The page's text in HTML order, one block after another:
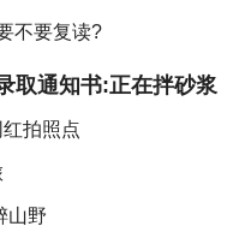
不要复读?
取通知书:正在拌砂浆
拍照点
山野